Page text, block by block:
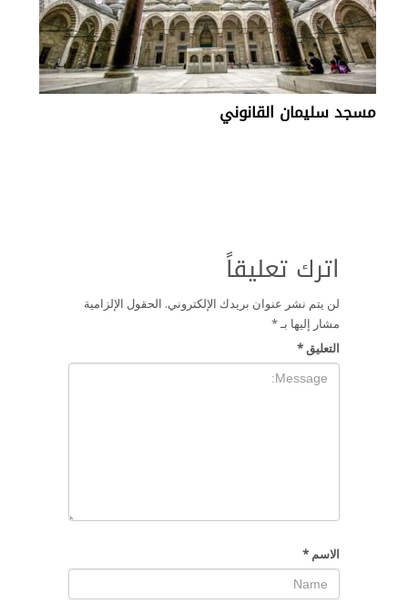
مسجد سليمان القانوني
اترك تعليقاً
لن يتم نشر عنوان بريدك الإلكتروني. الحقول الإلزامية
مشار إليها بـ*
التعليق*
الاسم *